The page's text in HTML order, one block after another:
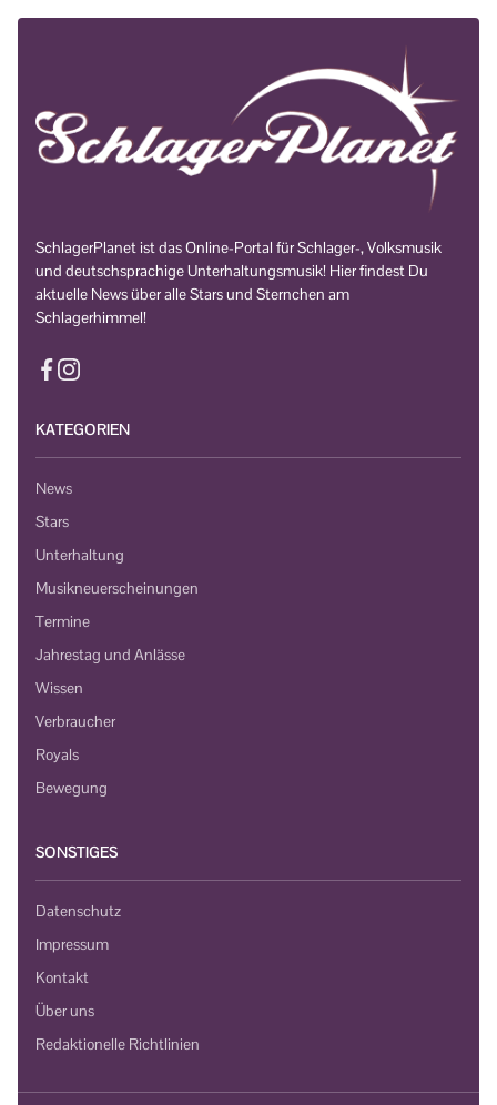
SchlagerPlanet ist das Online-Portal für Schlager-, Volksmusik
und deutschsprachige Unterhaltungsmusik! Hier findest Du
aktuelle News über alle Stars und Sternchen am
Schlagerhimmel!
KATEGORIEN
News
Stars
Unterhaltung
Musikneuerscheinungen
Termine
Jahrestag und Anlässe
Wissen
Verbraucher
Royals
Bewegung
SONSTIGES
Datenschutz
Impressum
Kontakt
Über uns
Redaktionelle Richtlinien